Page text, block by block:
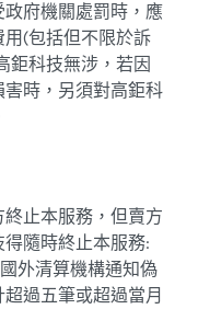
府機關處罰時，應
(包括但不限於訴
鉅科技無涉，若因
時，另須對高鉅科
止本服務，但賣方
隨時終止本服務:
外清算機構通知偽
過五筆或超過當月